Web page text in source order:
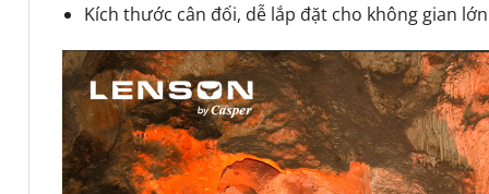
Kích thước cân đối, dễ lắp đặt cho không gian